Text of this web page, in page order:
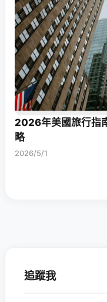
2026年美國旅行指
略
2026/5/1
追蹤我